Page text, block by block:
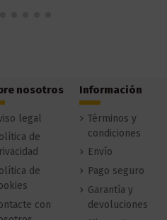
nosotros
legal
de
de
con
Información
Términos y
condiciones
Envío
Pago seguro
Garantía y
devoluciones